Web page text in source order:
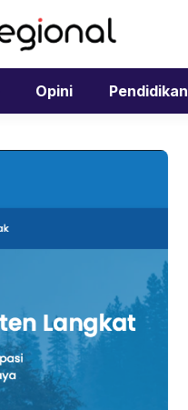
Opini Pendidikan